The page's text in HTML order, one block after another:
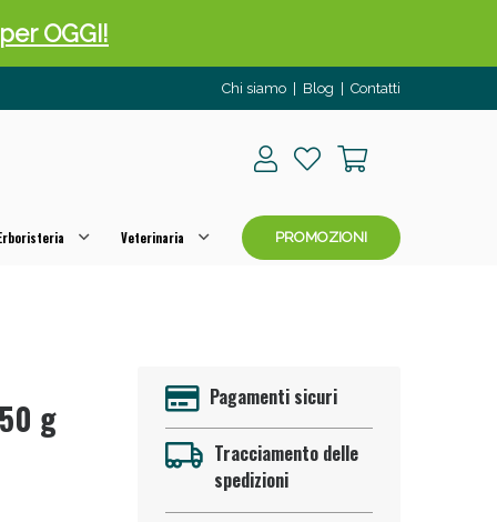
Chi siamo Blog Contatti
Veterinaria PROMOZIONI
g Pagamenti sicuri
Tracciamento delle
spedizioni
OGGI!